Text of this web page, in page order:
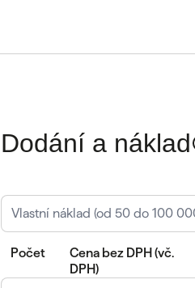
Dodání a náklad
Počet Cena bez DPH (vč.
DPH)